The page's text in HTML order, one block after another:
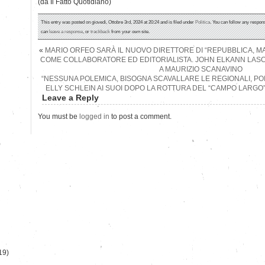
(da Il Fatto Quotidiano)
This entry was posted on giovedì, Ottobre 3rd, 2024 at 20:24 and is filed underPolitica. You can follow any
canleave a response, ortrackbackfrom your own site.
« MARIO ORFEO SARÀ IL NUOVO DIRETTORE DI “REPUBBLICA,
COME COLLABORATORE ED EDITORIALISTA. JOHN ELKANN
A MAURIZIO SCANAVINO
“NESSUNA POLEMICA, BISOGNA SCAVALLARE LE REGIONALI,
ELLY SCHLEIN AI SUOI DOPO LA ROTTURA DEL “CAMPO
Leave a Reply
You must be logged in to post a comment.